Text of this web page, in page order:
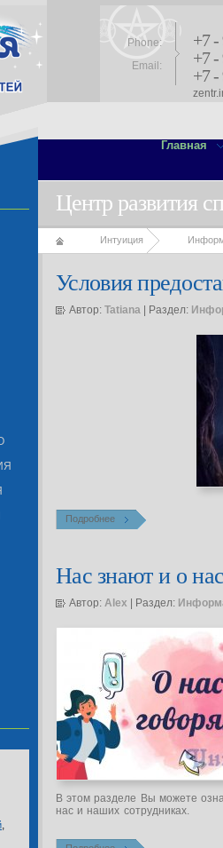
Phone:
Email:
+7 -
+7 -
+7 -
Главная
,
Центр развития
Интуиция
Условия
Автор: Tatiana | Раздел:
Подробнее
Нас знают и о
Автор: Alex | Раздел:
В этом разделе Вы можете
нас и наших сотрудниках.